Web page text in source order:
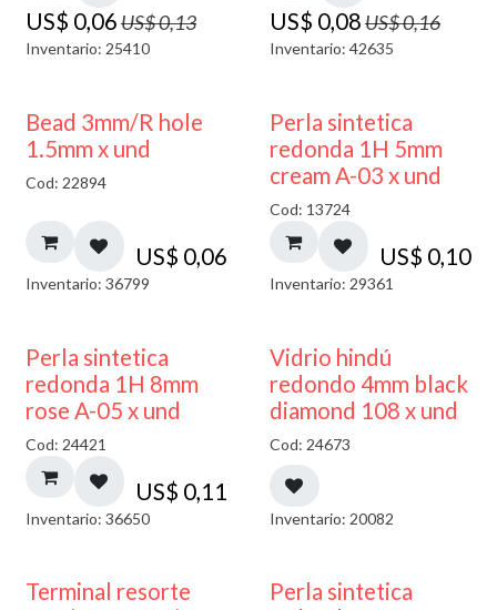
US$ 0,06US$0,13
Inventario: 25410
US$ 0,08US$0,16
Inventario: 42635
Bead 3mm/R hole
1.5mm x und
Cod: 22894
US$ 0,06
Inventario: 36799
Perla sintetica
redonda 1H 5mm
cream A-03 x und
Cod: 13724
US$ 0,10
Inventario: 29361
Perla sintetica
redonda 1H 8mm
rose A-05 x und
Cod: 24421
US$ 0,11
Inventario: 36650
40% DESCUENTO
Vidrio hindú
redondo 4mm black
diamond 108 x und
Cod: 24673
Inventario: 20082
Terminal resorte
Perla sintetica